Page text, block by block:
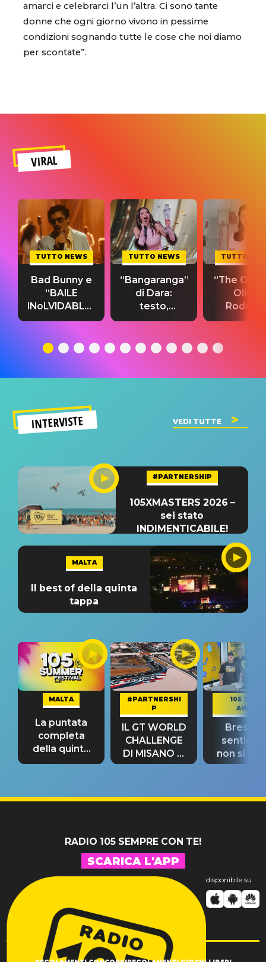
amarci e celebrarci l’un l’altra. Ci sono tante
donne che ogni giorno vivono in pessime
condizioni sognando tutte le cose che noi diamo
per scontate”.
VIRAL
TUTTO NEWS
Bad Bunny e
“BAILE
INoLVIDABLE”:
testo,
significato
TUTTO NEWS
“Bangaranga”
di Dara:
testo,
traduzione e
del singolo
TUTTO
“The
Olivia
testo,
INTERVISTE VEDI TUTTE
#PARTNERSHIP
105XMASTERS 2026 –
sei stato
INDIMENTICABILE!
MALTA
Il best of della quinta
tappa
MALTA
La puntata
completa
della quinta
tappa
#PARTNERSHI
P
IL GT WORLD
CHALLENGE
DI MISANO si
riconferma
105 TAKE
AWAY
Bresh:
non si
fino alla
RADIO 105 SEMPRE CON TE!
SCARICA L'APP
disponibile su